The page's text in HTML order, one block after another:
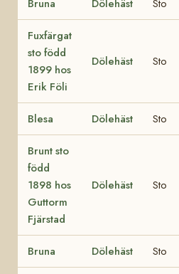
Bruna Dölehäst Sto
Fuxfärgat
sto född
1899 hos
Erik Föli
Dölehäst Sto
Blesa Dölehäst Sto
Brunt sto
född
1898 hos
Guttorm
Fjärstad
Dölehäst Sto
Bruna Dölehäst Sto